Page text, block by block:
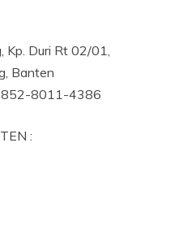
Kp. Duri Rt 02/01,
Banten
852-8011-4386
: